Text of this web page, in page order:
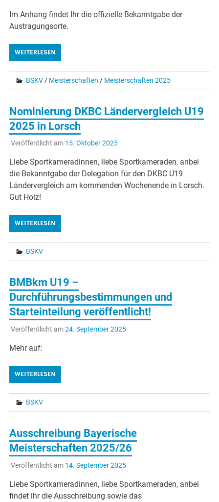
Im Anhang findet Ihr die offizielle Bekanntgabe der
Austragungsorte.
WEITERLESEN
BSKV / Meisterschaften / Meisterschaften 2025
Nominierung DKBC Ländervergleich U19
2025 in Lorsch
Veröffentlicht am 15. Oktober 2025
Liebe Sportkameradinnen, liebe Sportkameraden, anbei
die Bekanntgabe der Delegation für den DKBC U19
Ländervergleich am kommenden Wochenende in Lorsch.
Gut Holz!
WEITERLESEN
BSKV
BMBkm U19 –
Durchführungsbestimmungen und
Starteinteilung veröffentlicht!
Veröffentlicht am24. September 2025
Mehr auf:
WEITERLESEN
BSKV
Ausschreibung Bayerische
Meisterschaften 2025/26
Veröffentlicht am 14. September 2025
Liebe Sportkameradinnen, liebe Sportkameraden, anbei
findet ihr die Ausschreibung sowie das